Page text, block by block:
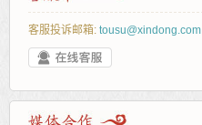
客服投诉邮箱: tousu@xindong.com